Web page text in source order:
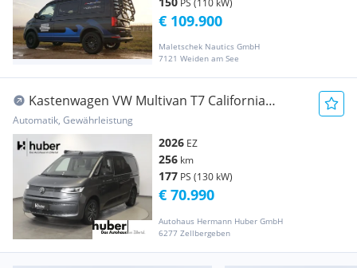
PS (110 kW)
Maletschek Nautics GmbH
7121 Weiden am See
€ 109.900
Kastenwagen VW Multivan T7 California
eHyb...
Automatik, Gewährleistung
2026 EZ
256 km
177 PS (130 kW)
Autohaus Hermann Huber GmbH
6277 Zellbergeben
€ 70.990